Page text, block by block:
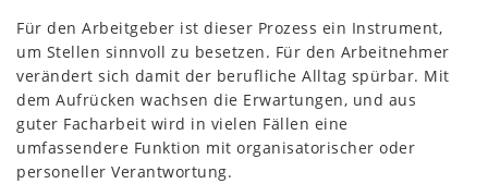
Für den Arbeitgeber ist dieser Prozess ein Instrument,
um Stellen sinnvoll zu besetzen. Für den Arbeitnehmer
verändert sich damit der berufliche Alltag spürbar. Mit
dem Aufrücken wachsen die Erwartungen, und aus
guter Facharbeit wird in vielen Fällen eine
umfassendere Funktion mit organisatorischer oder
personeller Verantwortung.